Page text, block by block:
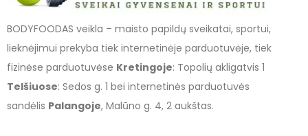
BODYFOODAS veikla – maisto papildų sveikatai, sportui,
lieknėjimui prekyba tiek internetinėje parduotuvėje, tiek
fizinėse parduotuvėse Kretingoje: Topolių akligatvis 1
Telšiuose: Sedos g. 1 bei internetinės parduotuvės
sandėlis Palangoje, Malūno g. 4, 2 aukštas.